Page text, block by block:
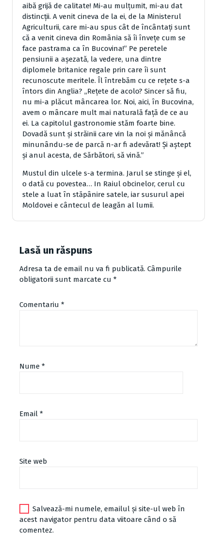
aibă grijă de calitate! Mi-au mulţumit, mi-au dat
distincţii. A venit cineva de la ei, de la Ministerul
Agriculturii, care mi-au spus cât de încântaţi sunt
că a venit cineva din România să îi înveţe cum se
face pastrama ca în Bucovina!” Pe peretele
pensiunii a aşezată, la vedere, una dintre
diplomele britanice regale prin care îi sunt
recunoscute meritele. Îl întrebăm cu ce reţete s-a
întors din Anglia? „Reţete de acolo? Sincer să fiu,
nu mi-a plăcut mâncarea lor. Noi, aici, în Bucovina,
avem o mâncare mult mai naturală faţă de ce au
ei. La capitolul gastronomie stăm foarte bine.
Dovadă sunt şi străinii care vin la noi şi mănâncă
minunându-se de parcă n-ar fi adevărat! Şi aştept
şi anul acesta, de Sărbători, să vină.”
Mustul din ulcele s-a termina. Jarul se stinge şi el,
o dată cu povestea… In Raiul obcinelor, cerul cu
stele a luat în stăpânire satele, iar susurul apei
Moldovei e cântecul de leagăn al lumii.
Lasă un răspuns
Adresa ta de email nu va fi publicată. Câmpurile
obligatorii sunt marcate cu *
Comentariu *
Nume *
Email *
Site web
Salvează-mi numele, emailul și site-ul web în
acest navigator pentru data viitoare când o să
comentez.